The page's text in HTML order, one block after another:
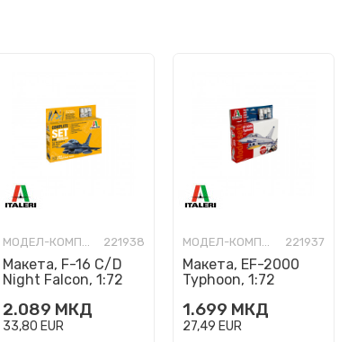
МОДЕЛ-КОМПЛЕТ 221938
Макета, F-16 C/D
Night Falcon, 1:72
2.089 МКД
33,80 EUR
МОДЕЛ-КОМПЛЕТ 221937
Макета, EF-2000
Typhoon, 1:72
1.699 МКД
27,49 EUR